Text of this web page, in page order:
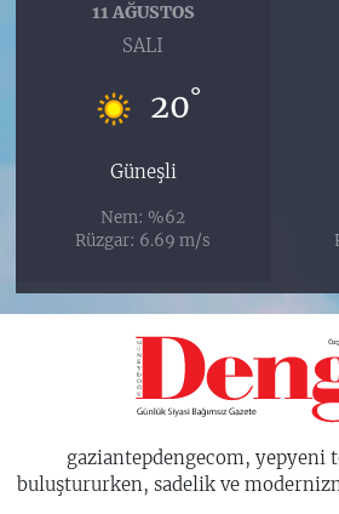
11 AĞUSTOS
SALI
20°
Güneşli
Nem: %62
Rüzgar: 6.69 m/s
gaziantepdengecom, yepyeni
buluştururken, sadelik ve